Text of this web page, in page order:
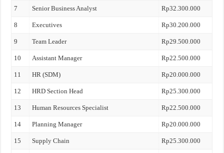
7 Senior Business Analyst Rp32.300.000
8 Executives Rp30.200.000
9 Team Leader Rp29.500.000
10 Assistant Manager Rp22.500.000
11 HR (SDM) Rp20.000.000
12 HRD Section Head Rp25.300.000
13 Human Resources Specialist Rp22.500.000
14 Planning Manager Rp20.000.000
15 Supply Chain Rp25.300.000